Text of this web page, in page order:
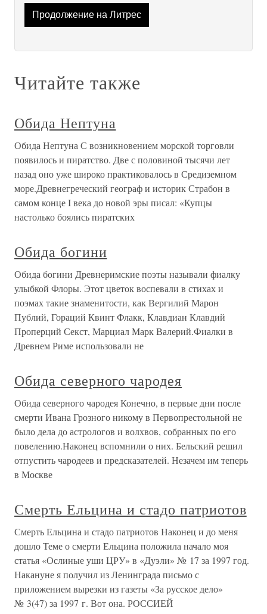
Продолжение на Литрес
Читайте также
Обида Нептуна
Обида Нептуна С возникновением морской торговли
появилось и пиратство. Две с половиной тысячи лет
назад оно уже широко практиковалось в Средиземном
море.Древнегреческий географ и историк Страбон в
самом конце I века до новой эры писал: «Купцы
настолько боялись пиратских
Обида богини
Обида богини Древнеримские поэты называли фиалку
улыбкой Флоры. Этот цветок воспевали в стихах и
поэмах такие знаменитости, как Вергилий Марон
Публий, Гораций Квинт Флакк, Клавдиан Клавдий
Проперций Секст, Марциал Марк Валерий.Фиалки в
Древнем Риме использовали не
Обида северного чародея
Обида северного чародея Конечно, в первые дни после
смерти Ивана Грозного никому в Первопрестольной не
было дела до астрологов и волхвов, собранных по его
повелению.Наконец вспомнили о них. Бельский решил
отпустить чародеев и предсказателей. Незачем им теперь
в Москве
Смерть Ельцина и стадо патриотов
Смерть Ельцина и стадо патриотов Наконец и до меня
дошло Теме о смерти Ельцина положила начало моя
статья «Ослиные уши ЦРУ» в «Дуэли» № 17 за 1997 год.
Накануне я получил из Ленинграда письмо с
приложением вырезки из газеты «За русское дело»
№ 3(47) за 1997 г. Вот она. РОССИЕЙ